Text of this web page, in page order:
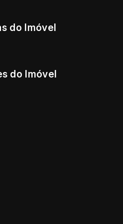
do Imóvel
do Imóvel